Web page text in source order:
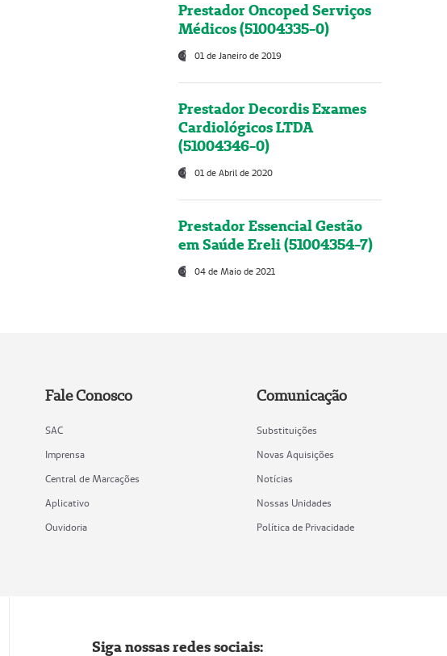
Prestador Oncoped Serviços
Médicos (51004335-0)
01 de Janeiro de 2019
Prestador Decordis Exames
Cardiológicos LTDA
(51004346-0)
01 de Abril de 2020
Prestador Essencial Gestão
em Saúde Ereli (51004354-7)
04 de Maio de 2021
Fale Conosco
SAC
Imprensa
Central de Marcações
Aplicativo
Ouvidoria
Comunicação
Substituições
Novas Aquisições
Notícias
Nossas Unidades
Política de Privacidade
Siga nossas redes sociais: